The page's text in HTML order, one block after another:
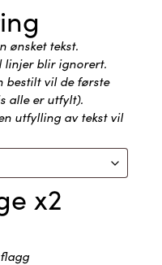
ønsket tekst.
linjer blir ignorert.
bestilt vil de første
alle er utfylt).
utfylling av tekst vil
x2